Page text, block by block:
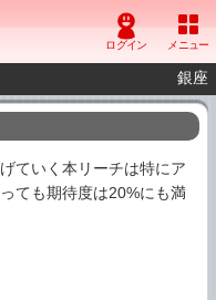
銀座
ていく本リーチは特にア
ても期待度は20%にも満